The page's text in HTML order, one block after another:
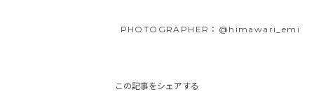
PHOTOGRAPHER：@himawari_emi
この記事をシェアする